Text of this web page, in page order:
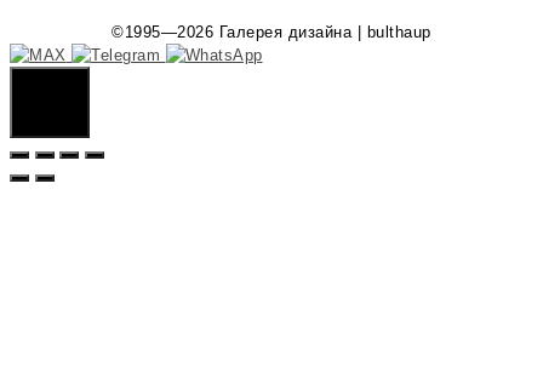
©1995—2026 Галерея дизайна | bulthaup